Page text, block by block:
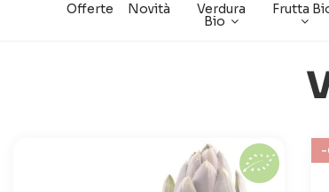
Offerte Novità Verdura
Bio
Frutta
-